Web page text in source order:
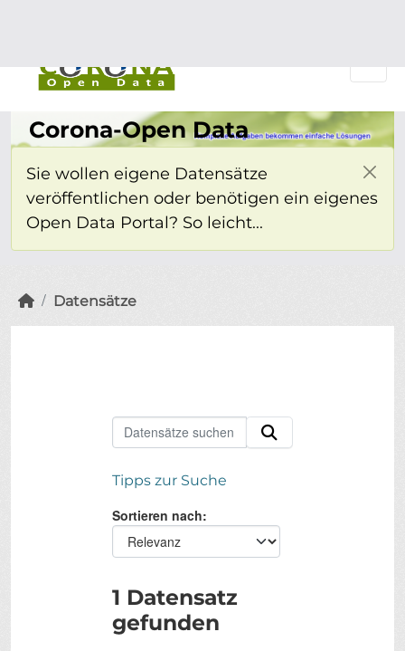
Corona-Open Data
Sie wollen eigene Datensätze
veröffentlichen oder benötigen ein eigenes
Open Data Portal? So leicht...
Datensätze
Tipps zur Suche
Sortieren nach
1 Datensatz
gefunden